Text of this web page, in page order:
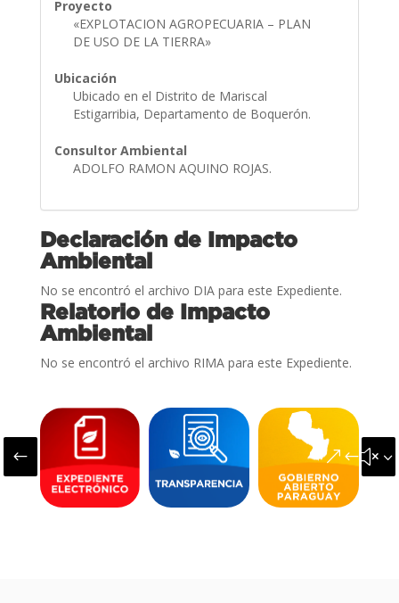
Proyecto
«EXPLOTACION AGROPECUARIA – PLAN
DE USO DE LA TIERRA»
Ubicación
Ubicado en el Distrito de Mariscal
Estigarribia, Departamento de Boquerón.
Consultor Ambiental
ADOLFO RAMON AQUINO ROJAS.
Declaración de Impacto
Ambiental
No se encontró el archivo DIA para este Expediente.
Relatorio de Impacto
Ambiental
No se encontró el archivo RIMA para este Expediente.
#